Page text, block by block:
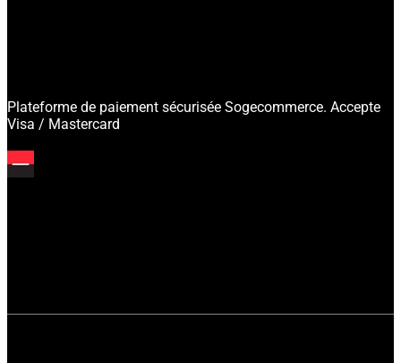
Plateforme de paiement sécurisée Sogecommerce. Accepte
Visa / Mastercard